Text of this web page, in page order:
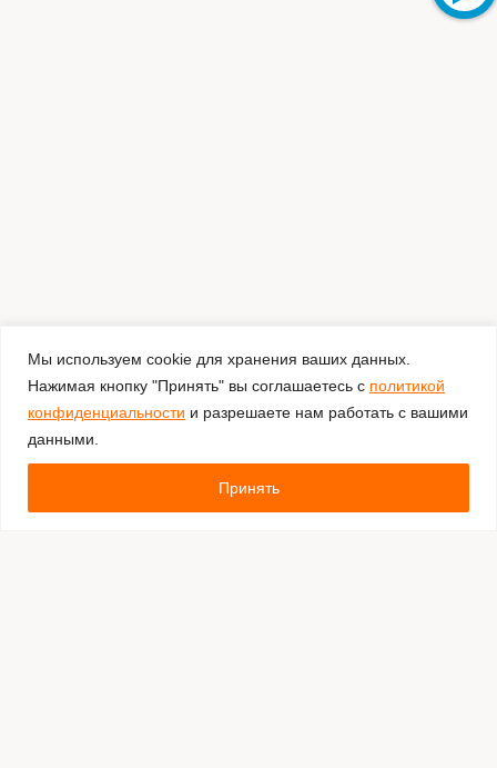
Мы используем cookie для хранения ваших данных.
Нажимая кнопку "Принять" вы соглашаетесь с политикой
конфиденциальности и разрешаете нам работать с вашими
данными.
Принять